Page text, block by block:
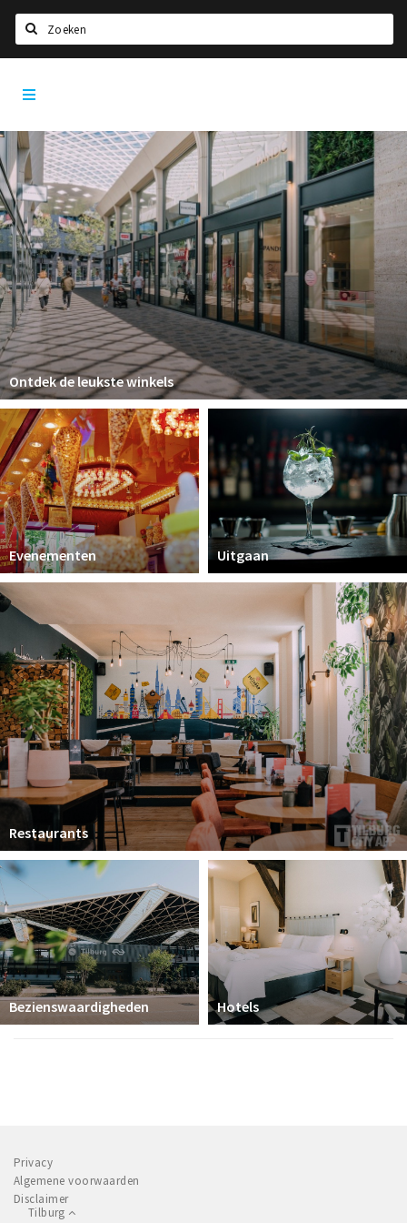
Home
Agenda
Deals
Nieuws, interviews & blogs
Eten
Drinken
Slapen
Recreatief
Winkels
Winkelgebieden
Parkeren
Bezienswaardigheden
Musea, theaters & podia
Uitjes & activiteiten
Natuurgebieden
Andere City Apps
Inloggen
Ontdek de leukste winkels
Evenementen Uitgaan
Restaurants
Bezienswaardigheden Hotels
Privacy
Algemene voorwaarden
Disclaimer
Tilburg